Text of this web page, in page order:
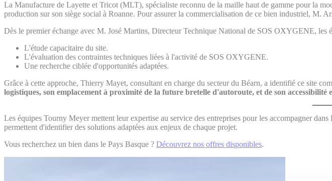
La Manufacture de Layette et Tricot (MLT), spécialiste reconnu de la maille haut de gamme pour la
production sur son siège social à Roanne. Pour assurer la commercialisation de ce bien industriel, M.
Dès le premier échange avec M. José Martins, Directeur Technique National de SOS OXYGENE, les
L'étude capacitaire du site.
L'évaluation des contraintes techniques liées à l'activité de SOS OXYGENE.
Une recherche ciblée d'opportunités adaptées.
Grâce à cette approche, Thierry Mayet, consultant en charge du secteur du Béarn, a identifié ce site
logistiques, son emplacement à proximité de la future bretelle d'autoroute, et de son accessibilité
Les équipes Tourny Meyer mettent leur expertise au service des entreprises pour les accompagner
permettent d'identifier des solutions adaptées aux enjeux de chaque projet.
Vous recherchez un bien dans le Pays Basque ? Découvrez nos offres disponibles.